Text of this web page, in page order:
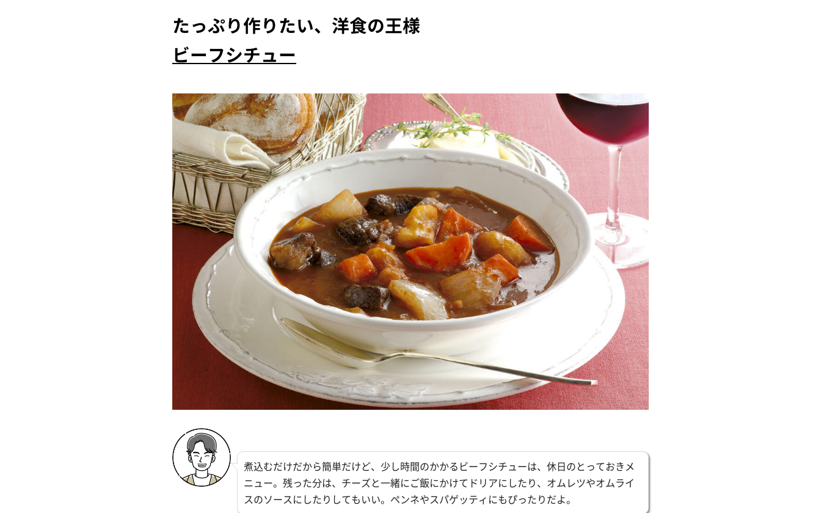
たっぷり作りたい、洋食の王様
ビーフシチュー
煮込むだけだから簡単だけど、少し時間のかかるビーフシチューは、休日のとっておきメ
ニュー。残った分は、チーズと一緒にご飯にかけてドリアにしたり、オムレツやオムライ
スのソースにしたりしてもいい。ペンネやスパゲッティにもぴったりだよ。